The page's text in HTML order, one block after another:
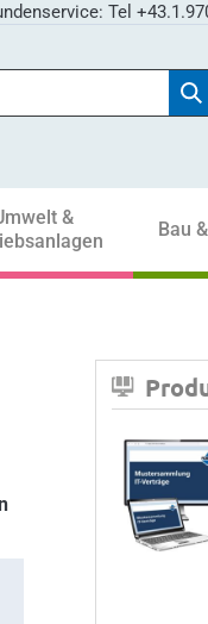
Tel
&
Bau